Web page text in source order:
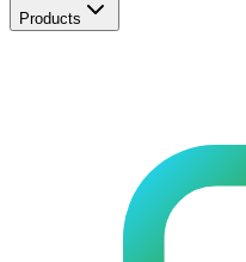
Products